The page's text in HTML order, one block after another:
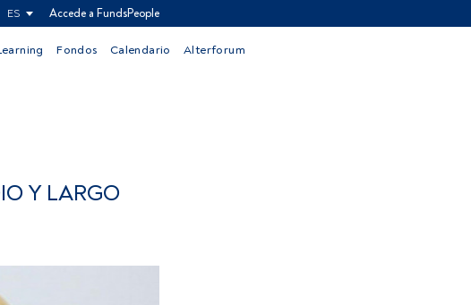
ES Accede a FundsPeople
Fondos Calendario Alterforum
Y LARGO